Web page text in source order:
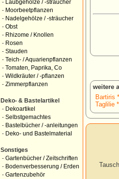
-
Laubgehölze / -sträucher
- Moorbeetpflanzen
- Nadelgehölze / -sträucher
- Obst
- Rhizome / Knollen
- Rosen
- Stauden
- Teich- / Aquarienpflanzen
- Tomaten, Paprika, Co
- Wildkräuter / -pflanzen
- Zimmerpflanzen
Deko- & Bastelartikel
- Dekoartikel
- Selbstgemachtes
- Bastelbücher / -anleitungen
- Deko- und Bastelmaterial
Sonstiges
- Gartenbücher / Zeitschriften
- Bodenverbesserung / Erden
- Gartenzubehör
weitere
Bartiris *
Taglilie *